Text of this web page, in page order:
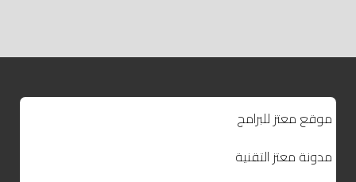
موقع معتز للبرامج
مدونة معتز التقنية